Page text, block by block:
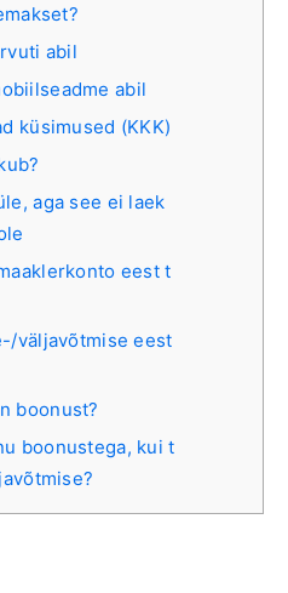
abil
abil
küsimused (KKK)
aga see ei laek
eest t
väljavõtmise eest
boonust?
boonustega, kui t